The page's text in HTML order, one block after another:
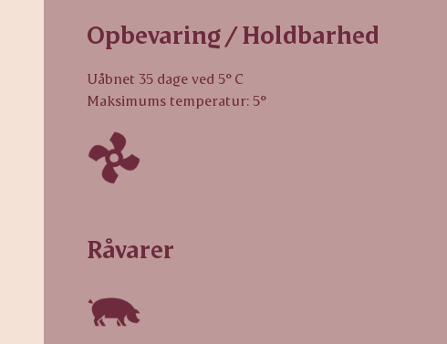
Opbevaring / Holdbarhed
Uåbnet 35 dage ved 5° C
Maksimums temperatur: 5°
Råvarer